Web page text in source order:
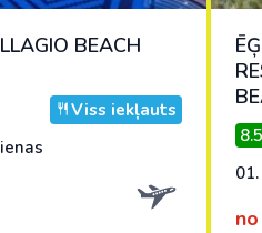
BEACH
Viss iekļauts
8.5
no